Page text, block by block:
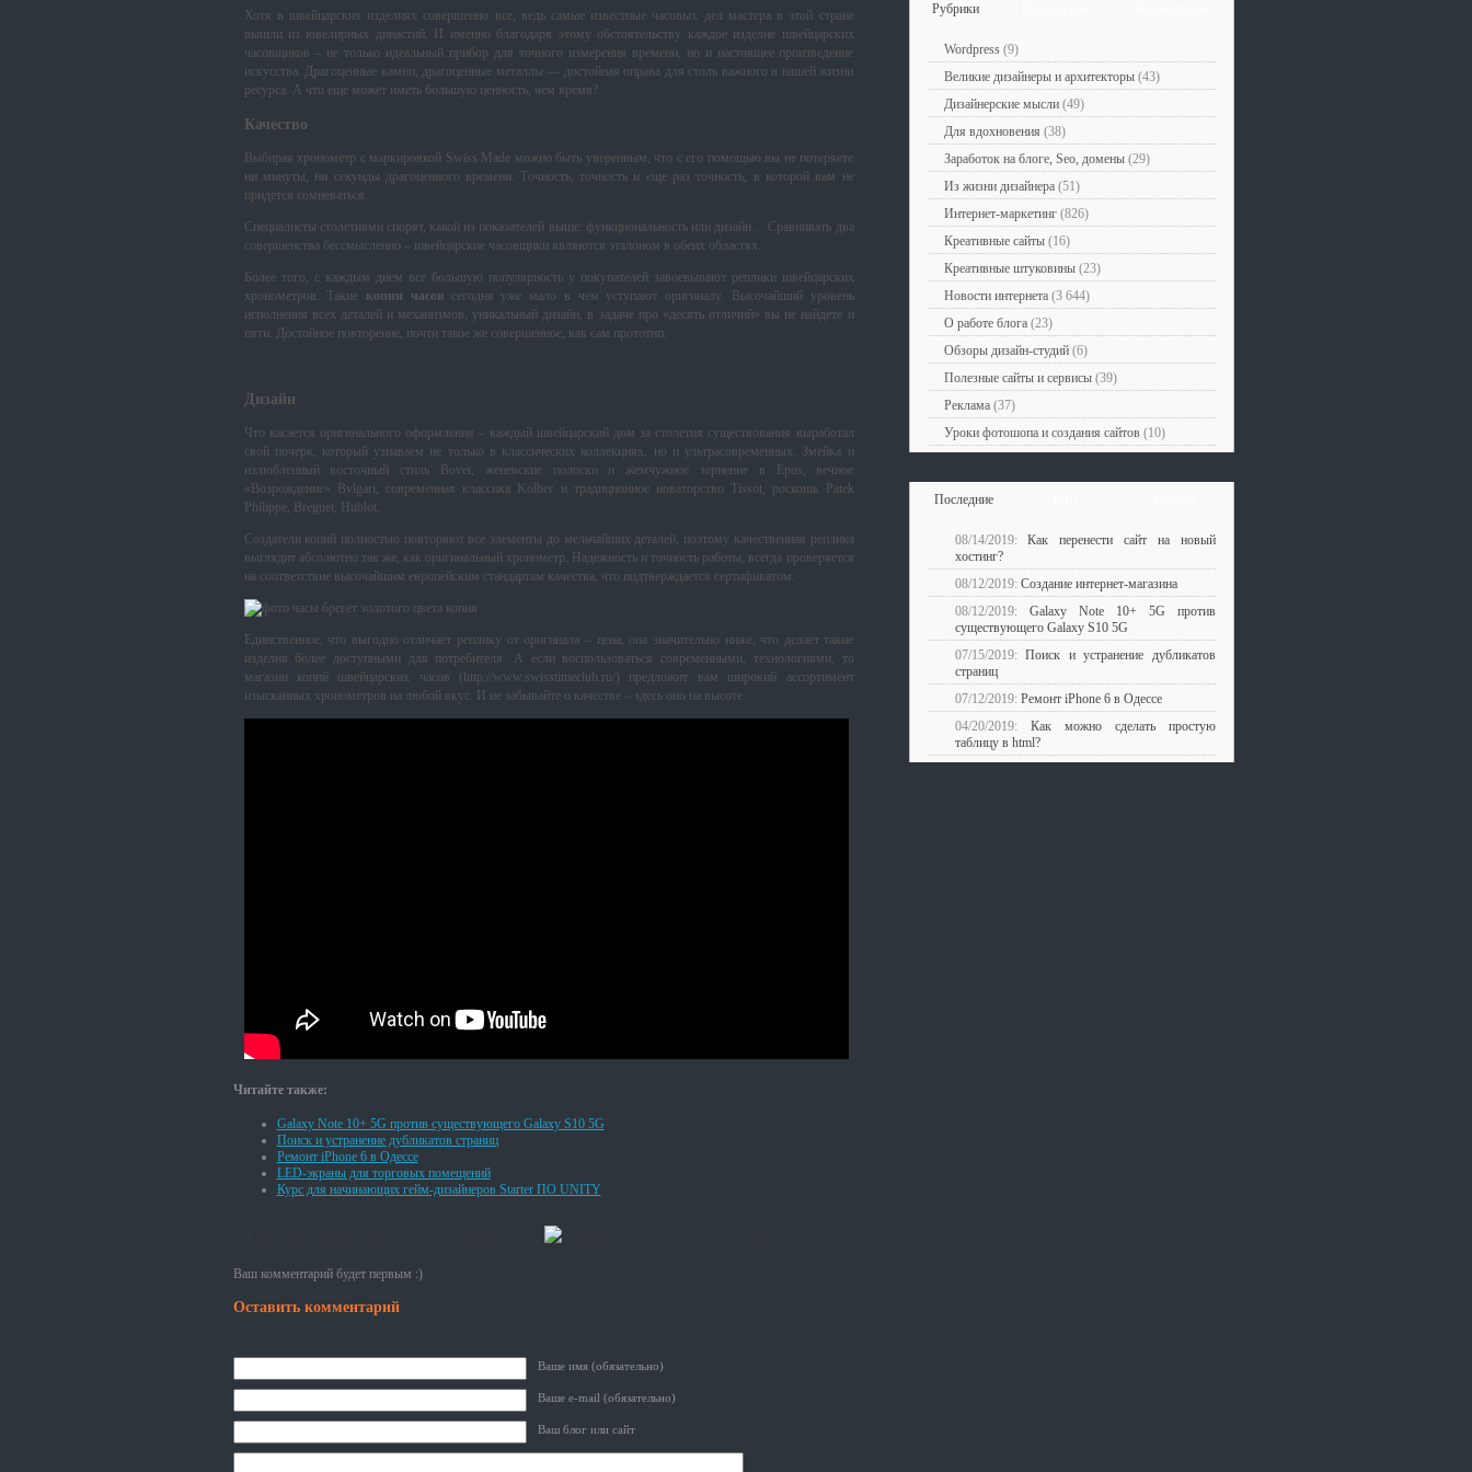
Хотя в швейцарских изделиях совершенно все, ведь самые известные часовых дел мастера в этой стране
вышли из ювелирных династий. И именно благодаря этому обстоятельству каждое изделие швейцарских
часовщиков – не только идеальный прибор для точного измерения времени, но и настоящее произведение
искусства. Драгоценные камни, драгоценные металлы — достойная оправа для столь важного в нашей жизни
ресурса. А что еще может иметь большую ценность, чем время?
Качество
Выбирая хронометр с маркировкой Swiss Made можно быть уверенным, что с его помощью вы не потеряете
ни минуты, ни секунды драгоценного времени. Точность, точность и еще раз точность, в которой вам не
придется сомневаться.
Специалисты столетиями спорят, какой из показателей выше: функциональность или дизайн… Сравнивать два
совершенства бессмысленно – швейцарские часовщики являются эталоном в обеих областях.
Более того, с каждым днем все большую популярность у покупателей завоевывают реплики швейцарских
хронометров. Такие копии часовсегодня уже мало в чем уступают оригиналу. Высочайший уровень
исполнения всех деталей и механизмов, уникальный дизайн, в задаче про «десять отличий» вы не найдете и
пяти. Достойное повторение, почти такое же совершенное, как сам прототип.
Дизайн
Что касается оригинального оформления – каждый швейцарский дом за столетия существования выработал
свой почерк, который узнаваем не только в классических коллекциях, но и ультрасовременных. Змейка и
излюбленный восточный стиль Bovet, женевские полоски и жемчужное зернение в Epos, вечное
«Возрождение» Bvlgari, современная классика Kolber и традиционное новаторство Tissot, роскошь Patek
Philippe, Breguet, Hublot.
Создатели копий полностью повторяют все элементы до мельчайших деталей, поэтому качественная реплика
выглядит абсолютно так же, как оригинальный хронометр. Надежность и точность работы, всегда проверяется
на соответствие высочайшим европейским стандартам качества, что подтверждается сертификатом.
Единственное, что выгодно отличает реплику от оригинала – цена, она значительно ниже, что делает такие
изделия более доступными для потребителя. А если воспользоваться современными, технологиями, то
магазин копий швейцарских часов (http://www.swisstimeclub.ru/) предложит вам широкий ассортимент
изысканных хронометров на любой вкус. И не забывайте о качестве – здесь оно на высоте.
Читайте также:
Galaxy Note 10+ 5G против существующего Galaxy S10 5G
Поиск и устранение дубликатов страниц
Ремонт iPhone 6 в Одессе
LED-экраны для торговых помещений
Курс для начинающих гейм-дизайнеров Starter ПО UNITY
RSS feed
Ваш комментарий будет первым :)
Оставить комментарий
Ваше имя (обязательно)
Ваше e-mail (обязательно)
Ваш блог или сайт
Рубрики
Wordpress(9)
Великие дизайнеры и архитекторы(43)
Дизайнерские мысли(49)
Для вдохновения (38)
Заработок на блоге, Seo, домены(29)
Из жизни дизайнера(51)
Интернет-маркетинг(826)
Креативные сайты(16)
Креативные штуковины(23)
Новости интернета(3 644)
О работе блога(23)
Обзоры дизайн-студий(6)
Полезные сайты и сервисы(39)
Реклама(37)
Уроки фотошопа и создания сайтов(10)
Последние
08/14/2019:Как перенести сайт на новый
хостинг?
08/12/2019: Создание интернет-магазина
08/12/2019: Galaxy Note 10+ 5G против
существующего Galaxy S10 5G
07/15/2019: Поиск и устранение дубликатов
страниц
07/12/2019: Ремонт iPhone 6 в Одессе
04/20/2019: Как можно сделать простую
таблицу в html?